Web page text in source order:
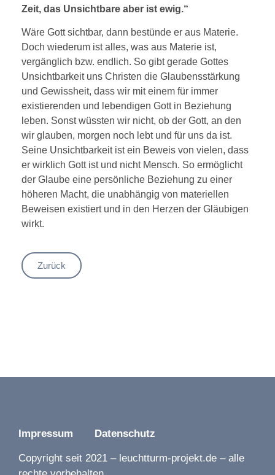
Zeit, das Unsichtbare aber ist ewig.“
Wäre Gott sichtbar, dann bestünde er aus Materie.
Doch wiederum ist alles, was aus Materie ist,
vergänglich bzw. endlich. So gibt gerade Gottes
Unsichtbarkeit uns Christen die Glaubensstärkung
und Gewissheit, dass wir mit einem für immer
existierenden und lebendigen Gott in Beziehung
leben. Sonst wüssten wir nicht, ob der Gott, an den
wir glauben, morgen noch lebt und für uns da ist.
Seine Unsichtbarkeit ist ein Beweis von vielen, dass
er wirklich Gott ist und nicht Mensch. So ermöglicht
der Glaube eine persönliche Beziehung zu einer
höheren Macht, die unabhängig von materiellen
Beweisen existiert und in den Herzen der Gläubigen
wirkt.
Zurück
Impressum Datenschutz
Copyright seit 2021 – leuchtturm-projekt.de – alle